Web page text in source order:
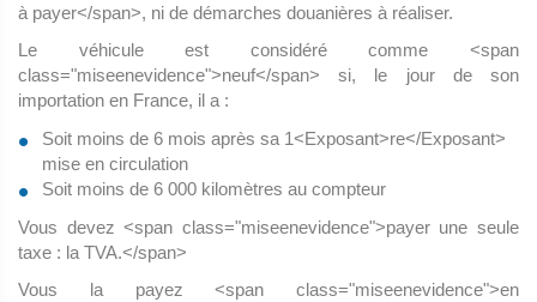
à payer</span>, ni de démarches douanières à réaliser.
Le véhicule est considéré comme <span
class="miseenevidence">neuf</span> si, le jour de son
importation en France, il a :
Soit moins de 6 mois après sa 1<Exposant>re</Exposant>
mise en circulation
Soit moins de 6 000 kilomètres au compteur
Vous devez <span class="miseenevidence">payer une seule
taxe : la TVA.</span>
Vous la payez <span class="miseenevidence">en